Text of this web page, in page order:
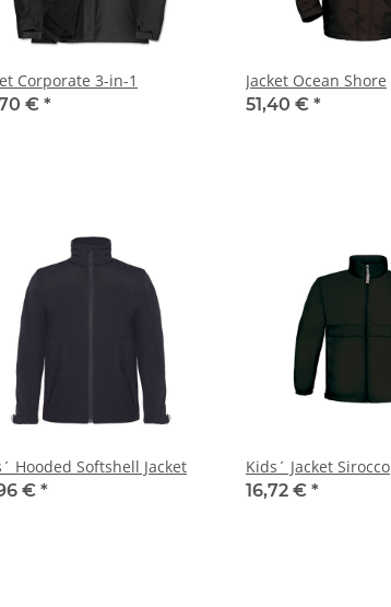
Corporate 3-in-1
€ *
Jacket Ocean Shore
51,40 € *
Hooded Softshell Jacket
€ *
Kids´ Jacket Sirocco
16,72 € *